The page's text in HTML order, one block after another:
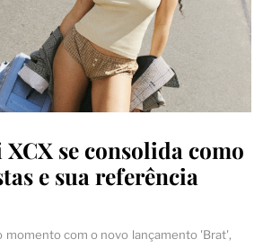
XCX se consolida como
e sua referência
momento com o novo lançamento 'Brat',